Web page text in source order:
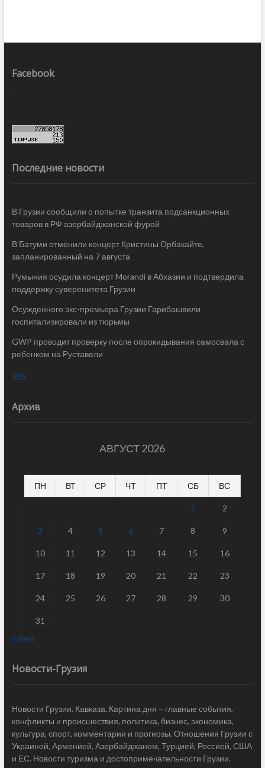
Facebook
Последние новости
В Грузии сообщили о попытке транзита подсанкционных
товаров в РФ азербайджанской фурой
В Батуми отменили концерт Кристины Орбакайте,
запланированный на 7 августа
Румыния осудила концерт Morandi в Абхазии и подтвердила
поддержку суверенитета Грузии
Осужденного экс-премьера Грузии Гарибашвили
госпитализировали из тюрьмы
GWP проводит проверку после опрокидывания самосвала с
ребенком на Руставели
RSS
Архив
АВГУСТ 2026
ПН ВТ СР ЧТ ПТ СБ ВС
1 2
3 4 5 6 7 8 9
10 11 12 13 14 15 16
17 18 19 20 21 22 23
24 25 26 27 28 29 30
31
« Июл
Новости-Грузия
Новости Грузии, Кавказа. Картина дня – главные события,
конфликты и происшествия, политика, бизнес, экономика,
культура, спорт, комментарии и прогнозы. Отношения Грузии с
Украиной, Арменией, Азербайджаном, Турцией, Россией, США
и ЕС. Новости туризма и достопримечательности Грузии.